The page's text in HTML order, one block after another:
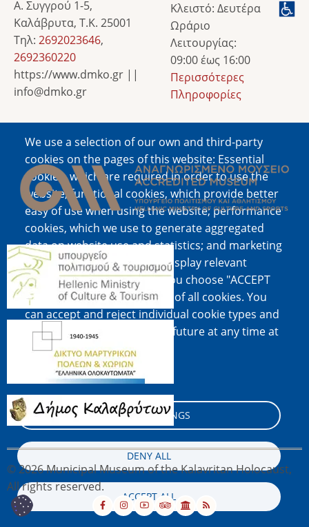
We use a selection of our own and third-party
cookies on the pages of this website: Essential
cookies, which are required in order to use the
website; functional cookies, which provide better
easy of use when using the website; performance
cookies, which we use to generate aggregated
data on website use and statistics; and marketing
cookies, which are used to display relevant
content and advertising. If you choose "ACCEPT
ALL", you consent to the use of all cookies. You
can accept and reject individual cookie types and
revoke your consent for the future at any time at
"Settings".
Cookie documentation
COOKIE SETTINGS
DENY ALL
ACCEPT ALL
Α. Συγγρού 1-5,
Καλάβρυτα, Τ.Κ. 25001
Τηλ: 2692023646,
2692360220
https://www.dmko.gr ||
info@dmko.gr
Κλειστό: Δευτέρα
Ωράριο
Λειτουργίας:
09:00 έως 16:00
Περισσότερες
Πληροφορίες
Image
Image
Image
Image
© 2026 Municipal Museum of the Kalavritan Holocaust,
All rights reserved.